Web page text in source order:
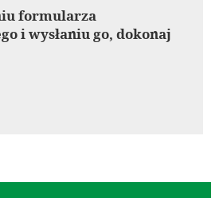
formularza
i wysłaniu go, dokonaj